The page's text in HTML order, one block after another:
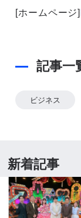
[ホームページ]
記事一
ビジネス
新着記事